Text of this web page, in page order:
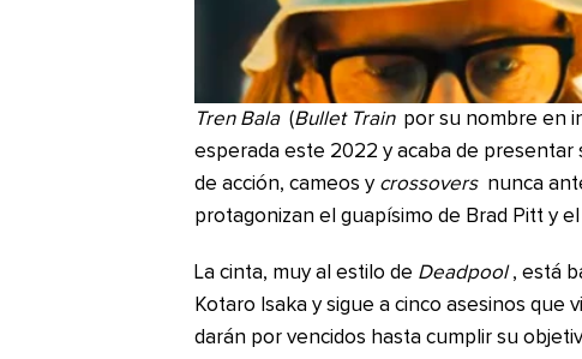
Tren Bala (Bullet Train por su nombre en
esperada este 2022 y acaba de
de acción, cameos y crossovers nunca
protagonizan el guapísimo de Brad Pitt y
La cinta, muy al estilo de Deadpool , está
Kotaro Isaka y sigue a cinco asesinos que
darán por vencidos hasta cumplir su